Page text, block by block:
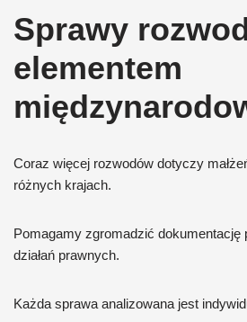
Sprawy
elementem
Coraz więcej rozwodów dotyczy
różnych krajach.
Pomagamy zgromadzić dokumentację
działań prawnych.
Każda sprawa analizowana jest